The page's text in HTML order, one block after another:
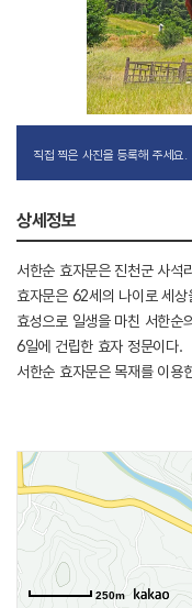
직접 찍은 사진을 등록해 주세요.
상세정보
서한순 효자문은 진천군 사석
효자문은 62세의 나이로 세
효성으로 일생을 마친 서한
6일에 건립한 효자 정문이다.
서한순 효자문은 목재를 이용
유림의 건의로 효자문을 세
못하다가 1971년에서야 지방
효자 정문을 세우게 되었다.
250m